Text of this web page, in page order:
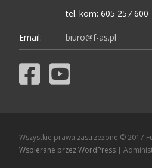
tel. kom: 605 257 600
Email: biuro@f-as.pl
Wszystkie prawa zastrzeżone © 2017
Wspierane przez WordPress |